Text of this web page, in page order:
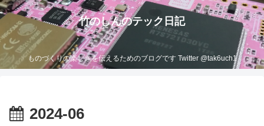
竹のしんのテック日記
ものづくりの楽しさを伝えるためのブログです Twitter @tak6uch1
2024-06